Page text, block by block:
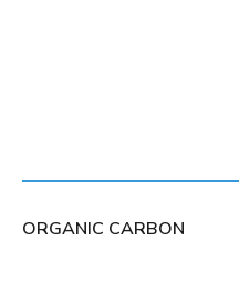
ORGANIC CARBON